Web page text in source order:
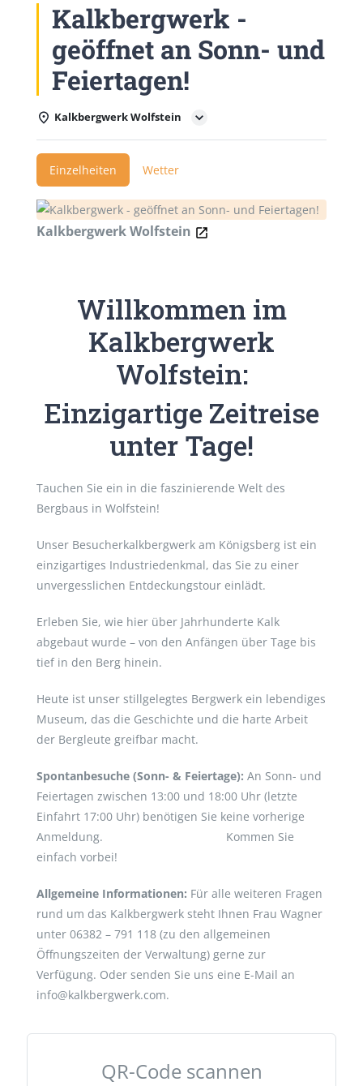
Kalkbergwerk -
geöffnet an Sonn- und
Feiertagen!
Kalkbergwerk Wolfstein
Einzelheiten Wetter
Kalkbergwerk Wolfstein
Willkommen im
Kalkbergwerk
Wolfstein:
Einzigartige Zeitreise
unter Tage!
Tauchen Sie ein in die faszinierende Welt des
Bergbaus in Wolfstein!
Unser Besucherkalkbergwerk am Königsberg ist ein
einzigartiges Industriedenkmal, das Sie zu einer
unvergesslichen Entdeckungstour einlädt.
Erleben Sie, wie hier über Jahrhunderte Kalk
abgebaut wurde – von den Anfängen über Tage bis
tief in den Berg hinein.
Heute ist unser stillgelegtes Bergwerk ein lebendiges
Museum, das die Geschichte und die harte Arbeit
der Bergleute greifbar macht.
Spontanbesuche (Sonn- & Feiertage): An Sonn- und
Feiertagen zwischen 13:00 und 18:00 Uhr (letzte
Einfahrt 17:00 Uhr) benötigen Sie keine vorherige
Anmeldung. Kommen Sie
einfach vorbei!
Allgemeine Informationen: Für alle weiteren Fragen
rund um das Kalkbergwerk steht Ihnen Frau Wagner
unter 06382 – 791 118 (zu den allgemeinen
Öffnungszeiten der Verwaltung) gerne zur
Verfügung. Oder senden Sie uns eine E-Mail an
info@kalkbergwerk.com.
QR-Code scannen